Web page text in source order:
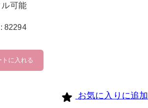
ル可能
82294
トに入れる
お気に入りに追加